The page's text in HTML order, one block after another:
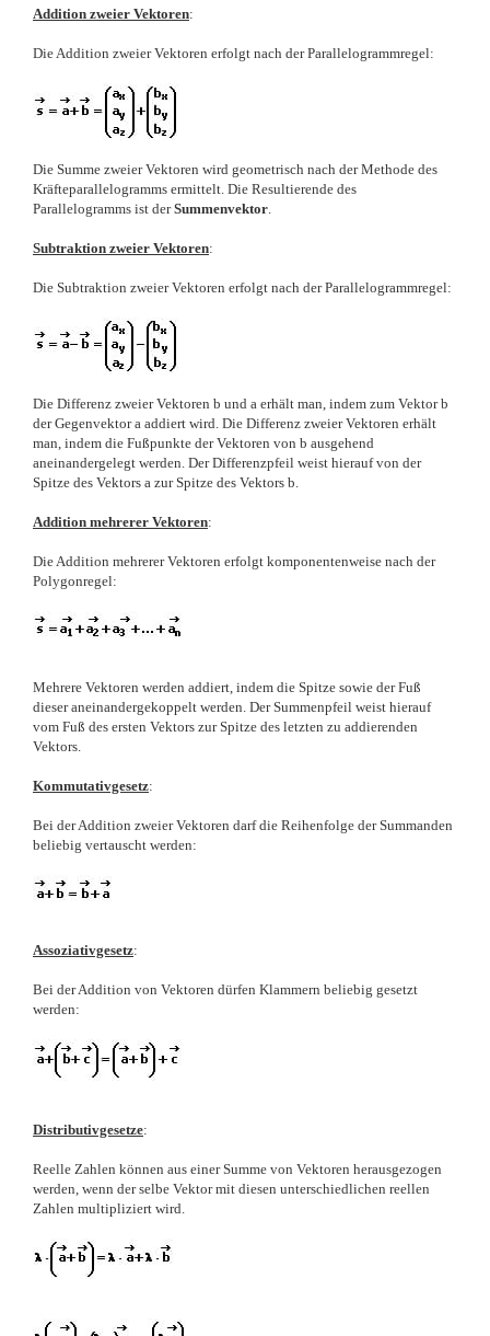
Addition zweier Vektoren:
Die Addition zweier Vektoren erfolgt nach der Parallelogrammregel:
Die Summe zweier Vektoren wird geometrisch nach der Methode des
Kräfteparallelogramms ermittelt. Die Resultierende des
Parallelogramms ist derSummenvektor
Subtraktion zweier Vektoren:
Die Subtraktion zweier Vektoren erfolgt nach der Parallelogrammregel:
Die Differenz zweier Vektoren b und a erhält man, indem zum Vektor b
der Gegenvektor a addiert wird. Die Differenz zweier Vektoren erhält
man, indem die Fußpunkte der Vektoren von b ausgehend
aneinandergelegt werden. Der Differenzpfeil weist hierauf von der
Spitze des Vektors a zur Spitze des Vektors b.
Addition mehrerer Vektoren:
Die Addition mehrerer Vektoren erfolgt komponentenweise nach der
Polygonregel:
Mehrere Vektoren werden addiert, indem die Spitze sowie der Fuß
dieser aneinandergekoppelt werden. Der Summenpfeil weist hierauf
vom Fuß des ersten Vektors zur Spitze des letzten zu addierenden
Vektors.
Kommutativgesetz:
Bei der Addition zweier Vektoren darf die Reihenfolge der Summanden
beliebig vertauscht werden:
Assoziativgesetz:
Bei der Addition von Vektoren dürfen Klammern beliebig gesetzt
werden:
Distributivgesetze:
Reelle Zahlen können aus einer Summe von Vektoren herausgezogen
werden, wenn der selbe Vektor mit diesen unterschiedlichen reellen
Zahlen multipliziert wird.